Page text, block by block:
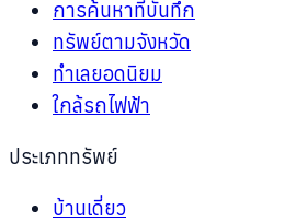
การค้นหาที่บันทึก
ทรัพย์ตามจังหวัด
ทำเลยอดนิยม
ใกล้รถไฟฟ้า
ประเภททรัพย์
บ้านเดี่ยว